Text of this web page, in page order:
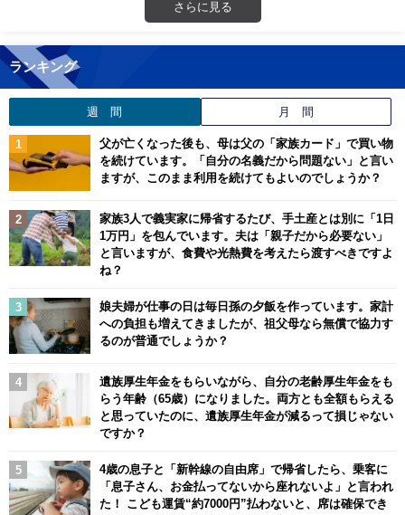
さらに見る
ランキング
週 間 月 間
父が亡くなった後も、母は父の「家族カード」で買い物
を続けています。「自分の名義だから問題ない」と言い
ますが、このまま利用を続けてもよいのでしょうか？
家族3人で義実家に帰省するたび、手土産とは別に「1日
1万円」を包んでいます。夫は「親子だから必要ない」
と言いますが、食費や光熱費を考えたら渡すべきですよ
ね？
娘夫婦が仕事の日は毎日孫の夕飯を作っています。家計
への負担も増えてきましたが、祖父母なら無償で協力す
るのが普通でしょうか？
遺族厚生年金をもらいながら、自分の老齢厚生年金をも
らう年齢（65歳）になりました。両方とも全額もらえる
と思っていたのに、遺族厚生年金が減るって損じゃない
ですか？
4歳の息子と「新幹線の自由席」で帰省したら、乗客に
「息子さん、お金払ってないから座れないよ」と言われ
た！ こども運賃“約7000円”払わないと、席は確保でき